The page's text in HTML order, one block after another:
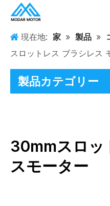
現在地: 家 » 製品 »
スロットレス ブラシレス
製品カテゴリー
30mmスロッ
スモーター